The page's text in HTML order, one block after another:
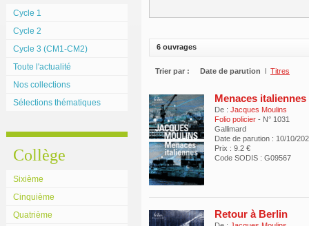
Cycle 1
Cycle 2
Cycle 3 (CM1-CM2)
Toute l'actualité
Nos collections
Sélections thématiques
Collège
Sixième
Cinquième
Quatrième
6 ouvrages
Trier par : Date de parution l Titres
Menaces italiennes
De : Jacques Moulins
Folio policier - N° 1031
Gallimard
Date de parution : 10/10/
Prix : 9.2 €
Code SODIS : G09567
Retour à Berlin